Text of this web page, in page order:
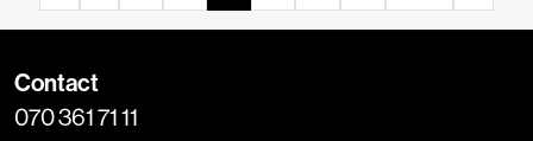
Contact
070 361 71 11